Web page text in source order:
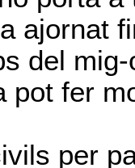
ajornat
del
pot fer
per